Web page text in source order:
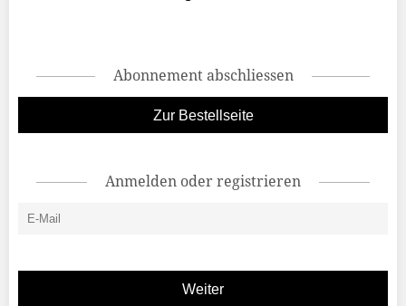
Abonnement abschliessen
Zur Bestellseite
Anmelden oder registrieren